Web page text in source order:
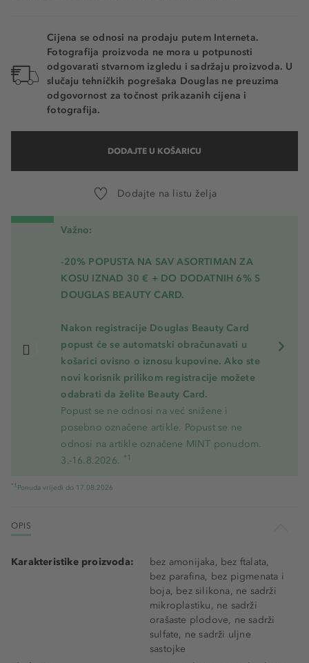
Cijena se odnosi na prodaju putem Interneta.
Fotografija proizvoda ne mora u potpunosti
odgovarati stvarnom izgledu i sadržaju proizvoda. U
slučaju tehničkih pogrešaka Douglas ne preuzima
odgovornost za točnost prikazanih cijena i
fotografija.
DODAJTE U KOŠARICU
Dodajte na listu želja
Važno:
-20% POPUSTA NA SAV ASORTIMAN ZA
KOSU IZNAD 30 € + DO DODATNIH 6% S
DOUGLAS BEAUTY CARD.
Nakon registracije Douglas Beauty Card
popust će se automatski obračunavati u
košarici ovisno o iznosu kupovine. Ako ste
novi korisnik prilikom registracije možete
odabrati da želite Beauty Card.
Popust se ne odnosi na već snižene i
posebno označene artikle. Popust se ne
odnosi na artikle označene MINT ponudom.
3.-16.8.2026. *1
*1 Ponuda vrijedi do 17.08.2026
OPIS
Karakteristike proizvoda:
bez amonijaka, bez ftalata,
bez parafina, bez pigmenata i
boja, bez silikona, ne sadrži
mikroplastiku, ne sadrži
orašaste plodove, ne sadrži
sulfate, ne sadrži uljne
sastojke